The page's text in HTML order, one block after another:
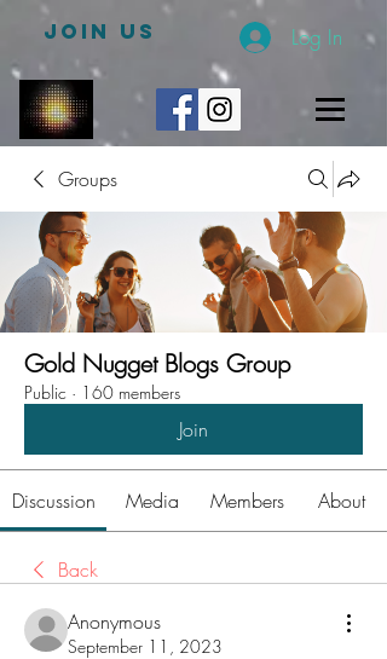
JOIN US Log In
Groups
Gold Nugget Blogs Group
Public · 160 members
Join
Discussion Media Members About
Back
Anonymous
September 11, 2023